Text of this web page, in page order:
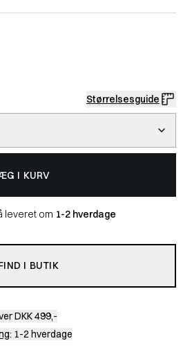
Størrelsesguide
I KURV
leveret om 1-2 hverdage
I BUTIK
DKK 499,-
: 1-2 hverdage